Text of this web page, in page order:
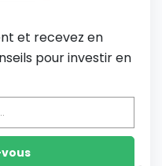
et recevez en
pour investir en